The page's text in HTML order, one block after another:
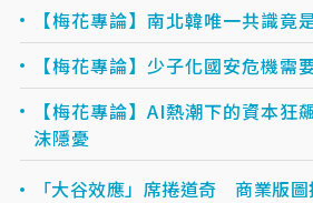
【梅花專論】南北韓唯一共識竟
【梅花專論】少子化國安危機需
【梅花專論】AI熱潮下的資本狂
沫隱憂
「大谷效應」席捲道奇 商業版